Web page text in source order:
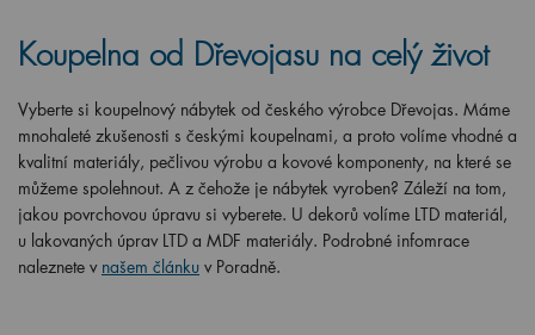
Koupelna od Dřevojasu na celý život
Vyberte si koupelnový nábytek od českého výrobce Dřevojas. Máme
mnohaleté zkušenosti s českými koupelnami, a proto volíme vhodné a
kvalitní materiály, pečlivou výrobu a kovové komponenty, na které se
můžeme spolehnout. A z čehože je nábytek vyroben? Záleží na tom,
jakou povrchovou úpravu si vyberete. U dekorů volíme LTD materiál,
u lakovaných úprav LTD a MDF materiály. Podrobné infomrace
naleznete v našem článku v Poradně.